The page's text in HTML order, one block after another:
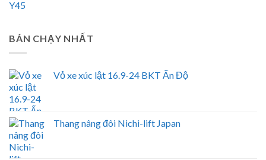
BÁN CHẠY NHẤT
Vỏ xe xúc lật 16.9-24 BKT Ấn Độ
Thang nâng đôi Nichi-lift Japan